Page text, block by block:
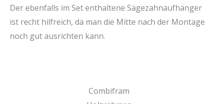
Der ebenfalls im Set enthaltene Sägezahnaufhänger
ist recht hilfreich, da man die Mitte nach der Montage
noch gut ausrichten kann.
Combifram